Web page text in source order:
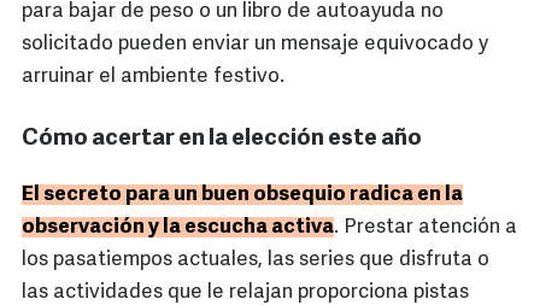
para bajar de peso o un libro de autoayuda no
solicitado pueden enviar un mensaje equivocado y
arruinar el ambiente festivo.
Cómo acertar en la elección este año
El secreto para un buen obsequio radica en la
observación y la escucha activa. Prestar atención a
los pasatiempos actuales, las series que disfruta o
las actividades que le relajan proporciona pistas